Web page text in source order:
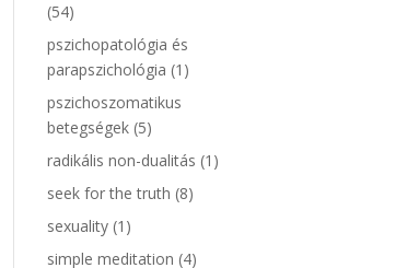
(54)
pszichopatológia és
parapszichológia (1)
pszichoszomatikus
betegségek (5)
radikális non-dualitás (1)
seek for the truth (8)
sexuality (1)
simple meditation (4)